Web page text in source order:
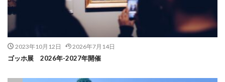
2023年10月12日 2026年7月14日
ゴッホ展 2026年-2027年開催